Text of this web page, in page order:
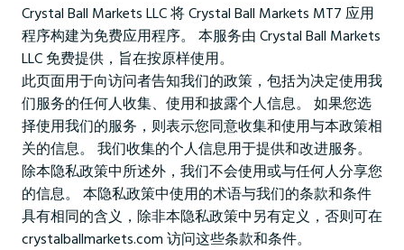
Crystal Ball Markets LLC 将 Crystal Ball Markets MT7 应用
程序构建为免费应用程序。 本服务由 Crystal Ball Markets
LLC 免费提供，旨在按原样使用。
此页面用于向访问者告知我们的政策，包括为决定使用我
们服务的任何人收集、使用和披露个人信息。 如果您选
择使用我们的服务，则表示您同意收集和使用与本政策相
关的信息。 我们收集的个人信息用于提供和改进服务。
除本隐私政策中所述外，我们不会使用或与任何人分享您
的信息。 本隐私政策中使用的术语与我们的条款和条件
具有相同的含义，除非本隐私政策中另有定义，否则可在
crystalballmarkets.com 访问这些条款和条件。